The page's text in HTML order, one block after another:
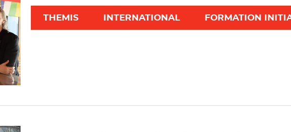
participer au printemps 2022 aux 4 demi-finales du
par le Réseau européen de formation judiciaire. L’enjeu : se
THEMIS INTERNATIONAL FORMATION